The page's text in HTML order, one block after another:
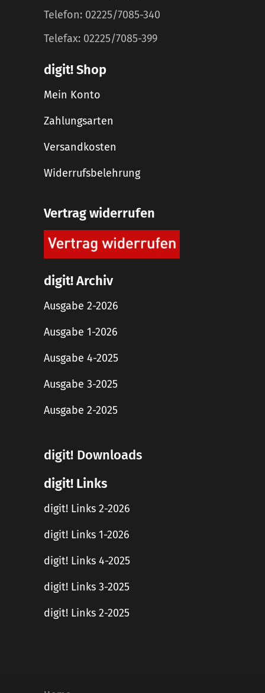
Telefon: 02225/7085-340
Telefax: 02225/7085-399
digit! Shop
Mein Konto
Zahlungsarten
Versandkosten
Widerrufsbelehrung
Vertrag widerrufen
digit! Archiv
Ausgabe 2-2026
Ausgabe 1-2026
Ausgabe 4-2025
Ausgabe 3-2025
Ausgabe 2-2025
digit! Downloads
digit! Links
digit! Links 2-2026
digit! Links 1-2026
digit! Links 4-2025
digit! Links 3-2025
digit! Links 2-2025